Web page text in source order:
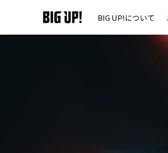
BIG UP!について